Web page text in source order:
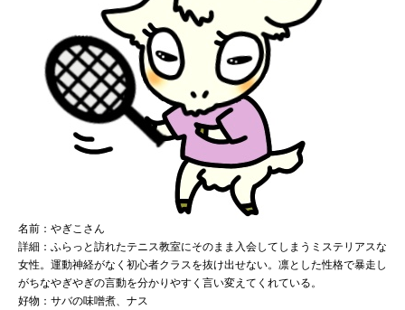
名前：やぎこさん
詳細：ふらっと訪れたテニス教室にそのまま入会してしまうミステリアスな
女性。運動神経がなく初心者クラスを抜け出せない。凛とした性格で暴走し
がちなやぎやぎの言動を分かりやすく言い変えてくれている。
好物：サバの味噌煮、ナス